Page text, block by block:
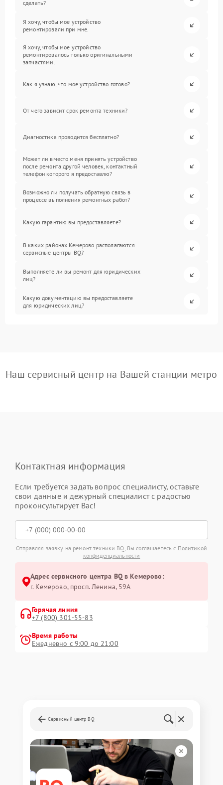
сделать?
Я хочу, чтобы мое устройство
ремонтировали при мне.
Я хочу, чтобы мое устройство
ремонтировалось только оригинальными
запчастями.
Как я узнаю, что мое устройство готово?
От чего зависит срок ремонта техники?
Диагностика проводится бесплатно?
Может ли вместо меня принять устройство
после ремонта другой человек, контактный
телефон которого я предоставлю?
Возможно ли получать обратную связь в
процессе выполнения ремонтных работ?
Какую гарантию вы предоставляете?
В каких районах Кемерово располагаются
сервисные центры BQ?
Выполняете ли вы ремонт для юридических
лиц?
Какую документацию вы предоставляете
для юридических лиц?
Наш сервисный центр на Вашей станции метро
Контактная информация
Если требуется задать вопрос специалисту, оставьте
свои данные и дежурный специалист с радостью
проконсультирует Вас!
Отправляя заявку на ремонт техники BQ, Вы соглашаетесь с Политикой
конфиденциальности
Адрес сервисного центра BQ в Кемерово:
г. Кемерово, просп. Ленина, 59А
Горячая линия
+7 (800) 301-55-83
Время работы
Ежедневно с 9:00 до 21:00
Сервисный центр BQ